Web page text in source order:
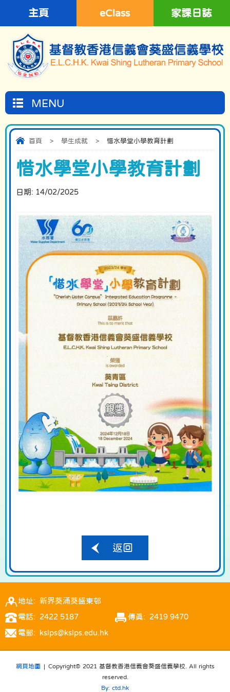
主頁 eClass 家課日誌
MENU
首頁 > 學生成就 > 惜水學堂小學教育計劃
惜水學堂小學教育計劃
日期: 14/02/2025
返回
地址: 新界葵涌葵盛東邨
電話: 2422 5187 傳真: 2419 9470
電郵: kslps@kslps.edu.hk
網頁地圖 | Copyright© 2021 基督教香港信義會葵盛信義學校. All rights
reserved.
By: ctd.hk